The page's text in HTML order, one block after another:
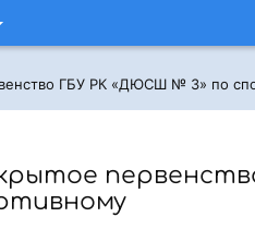
ГБУ РК «ДЮСШ № 3» по